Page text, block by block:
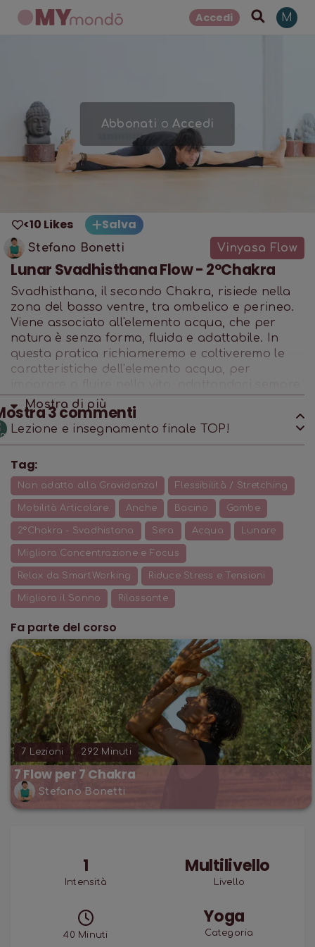
Accedi M
Abbonati oAccedi
<10 Likes Salva
Stefano Bonetti Vinyasa Flow
Lunar Svadhisthana Flow - 2°Chakra
Svadhisthana, il secondo Chakra, risiede nella
zona del basso ventre, tra ombelico e perineo.
Viene associato all'elemento acqua, che per
natura è senza forma, fluida e adattabile. In
questa pratica richiameremo e coltiveremo le
caratteristiche dell'elemento acqua, per
alle nuove situazioni che incontriamo.
Mostra di più
3commenti
Lezione e insegnamento finale TOP!
Tag:
Non adatto alla Gravidanza! Flessibilità / Stretching
Mobilità Articolare Anche Bacino Gambe
2°Chakra - Svadhistana Sera Acqua Lunare
Migliora Concentrazione e Focus
Relax da SmartWorking Riduce Stress e Tensioni
Migliora il Sonno Rilassante
Fa parte del corso
7 Lezioni 292 Minuti
7 Flow per 7 Chakra
Stefano Bonetti
1
Intensità
Multilivello
Livello
40 Minuti
Yoga
Categoria